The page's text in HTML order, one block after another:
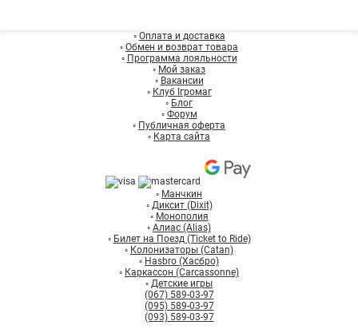
◦ Оплата и доставка
◦ Обмен и возврат товара
◦ Программа лояльности
◦ Мой заказ
◦ Вакансии
◦ Клуб Ігромаг
◦ Блог
◦ Форум
◦ Публичная оферта
◦ Карта сайта
◦ Манчкин
◦ Диксит (Dixit)
◦ Монополия
◦ Алиас (Alias)
◦ Билет на Поезд (Ticket to Ride)
◦ Колонизаторы (Catan)
◦ Hasbro (Хасбро)
◦ Каркассон (Carcassonne)
◦ Детские игры
(067) 589-03-97
(095) 589-03-97
(093) 589-03-97